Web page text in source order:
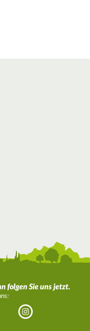
folgen Sie uns jetzt.
Instagram